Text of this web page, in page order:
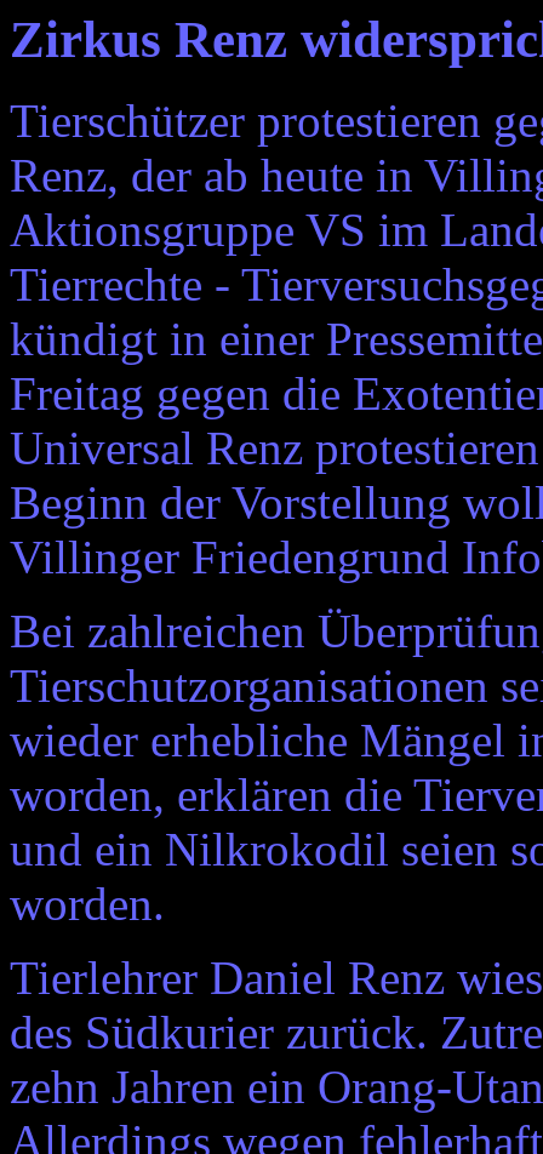
Zirkus Renz
Tierschützer protestieren
Renz, der ab heute in
Aktionsgruppe VS im
Tierrechte -
kündigt in einer
Freitag gegen die
Universal Renz
Beginn der Vorstellung
Villinger Friedengrund
Bei zahlreichen
Tierschutzorganisationen
wieder erhebliche Mängel
worden, erklären die
und ein Nilkrokodil seien
worden.
Tierlehrer Daniel Renz
des Südkurier zurück.
zehn Jahren ein Orang-
Allerdings wegen